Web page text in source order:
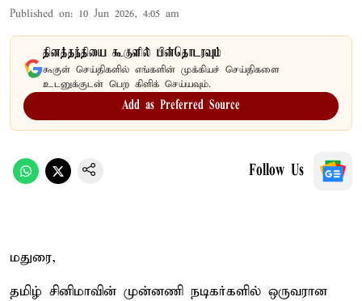
Published on: 10 Jun 2026, 4:05 am
தினத்தந்தியை கூகுளில் பின்தொடரவும்
கூகுள் செய்திகளில் எங்களின் முக்கியச் செய்திகளை
உடனுக்குடன் பெற கிளிக் செய்யவும்.
Add as Preferred Source
Follow Us
மதுரை,
தமிழ் சினிமாவின் முன்னணி நடிகர்களில் ஒருவரான